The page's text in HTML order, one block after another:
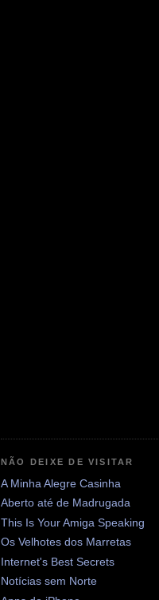
NÃO DEIXE DE VISITAR
A Minha Alegre Casinha
Aberto até de Madrugada
This Is Your Amiga Speaking
Os Velhotes dos Marretas
Internet's Best Secrets
Notícias sem Norte